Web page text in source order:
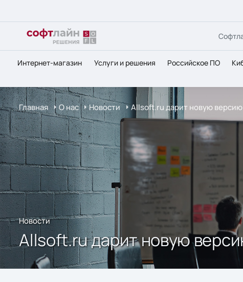
Интернет-магазин Услуги и решения Российское ПО
Главная О нас Новости Allsoft.ru дарит новую
Новости
Allsoft.ru дарит новую